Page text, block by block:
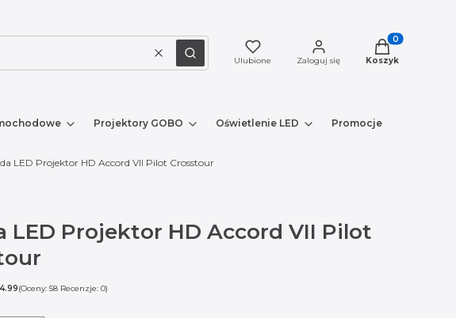
WyczyśćSzukaj Ulubione Zaloguj się
Produkty w
Koszyk
Projektory GOBO Oświetlenie LED Promocje
LED Projektor HD Accord VII Pilot Crosstour
LED Projektor HD Accord VII Pilot
4.99(Oceny: 58 Recenzje: 0)